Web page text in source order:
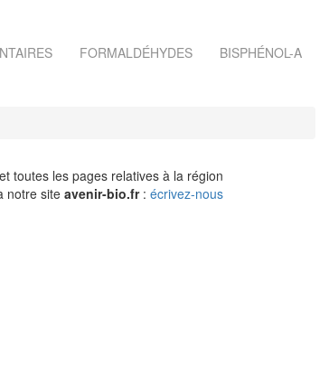
FORMALDÉHYDES BISPHÉNOL-A
toutes les pages relatives à la région
notre site avenir-bio.fr: écrivez-nous